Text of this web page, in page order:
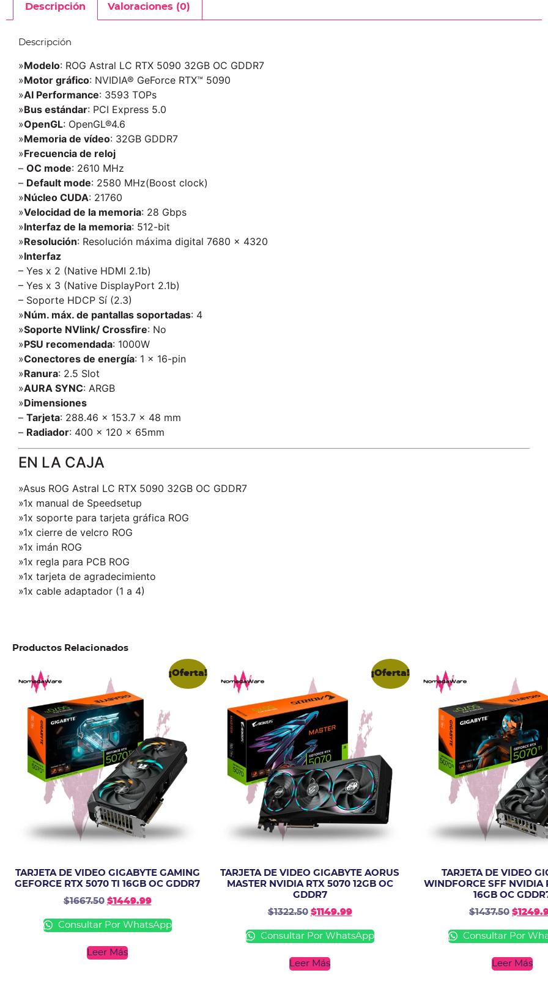
Descripción Valoraciones (0)
Descripción
»Modelo: ROG Astral LC RTX 5090 32GB OC GDDR7
»Motor gráfico: NVIDIA® GeForce RTX™ 5090
»AI Performance: 3593 TOPs
»Bus estándar: PCI Express 5.0
»OpenGL: OpenGL®4.6
»Memoria de vídeo: 32GB GDDR7
»Frecuencia de reloj
– OC mode: 2610 MHz
– Default mode: 2580 MHz(Boost clock)
»Núcleo CUDA: 21760
»Velocidad de la memoria: 28 Gbps
»Interfaz de la memoria: 512-bit
»Resolución: Resolución máxima digital 7680 x 4320
»Interfaz
– Yes x 2 (Native HDMI 2.1b)
– Yes x 3 (Native DisplayPort 2.1b)
– Soporte HDCP Sí (2.3)
»Núm. máx. de pantallas soportadas: 4
»Soporte NVlink/ Crossfire: No
»PSU recomendada: 1000W
»Conectores de energía: 1 x 16-pin
»Ranura: 2.5 Slot
»AURA SYNC: ARGB
»Dimensiones
– Tarjeta: 288.46 x 153.7 x 48 mm
– Radiador: 400 x 120 x 65mm
EN LA CAJA
»Asus ROG Astral LC RTX 5090 32GB OC GDDR7
»1x manual de Speedsetup
»1x soporte para tarjeta gráfica ROG
»1x cierre de velcro ROG
»1x imán ROG
»1x regla para PCB ROG
»1x tarjeta de agradecimiento
»1x cable adaptador (1 a 4)
Productos Relacionados
¡Oferta!
TARJETA DE VIDEO GIGABYTE GAMING
GEFORCE RTX 5070 TI 16GB OC GDDR7
$1667.50 $1449.99
Consultar Por WhatsApp
Leer Más
¡Oferta!
TARJETA DE VIDEO GIGABYTE AORUS
MASTER NVIDIA RTX 5070 12GB OC
GDDR7
$1322.50 $1149.99
Consultar Por WhatsApp
Leer Más
TARJETA DE VIDEO
WINDFORCE SFF NVIDIA
16GB OC
$1437.50 $
Consultar Por
Leer Más